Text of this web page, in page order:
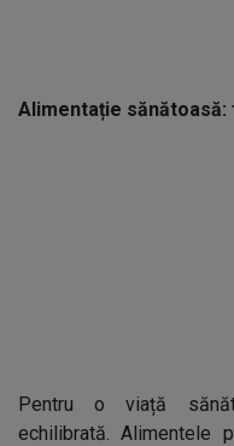
Alimentație
Pentru o viață
echilibrată. Alimentele